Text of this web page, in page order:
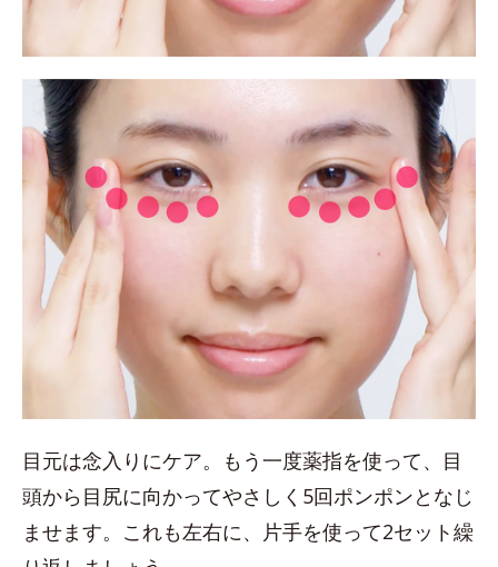
目元は念入りにケア。もう一度薬指を使って、目
頭から目尻に向かってやさしく5回ポンポンとなじ
ませます。これも左右に、片手を使って2セット繰